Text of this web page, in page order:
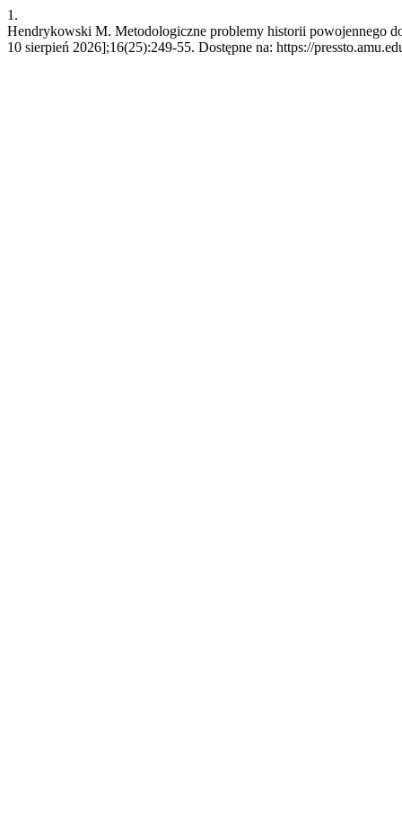
1.
Hendrykowski M. Metodologiczne problemy historii powojennego
10 sierpień 2026];16(25):249-55. Dostępne na: https://